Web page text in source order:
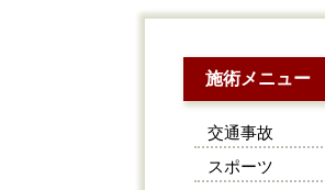
施術メニュー
交通事故
スポーツ